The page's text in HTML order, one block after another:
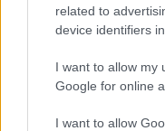
related to
device identifiers
I want to allow my
Google for online
I want to allow